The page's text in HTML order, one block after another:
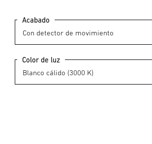
Acabado
Color de luz